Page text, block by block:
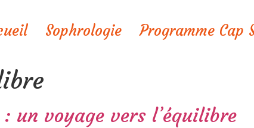
Sophrologie Programme Cap
un voyage vers l’équilibre